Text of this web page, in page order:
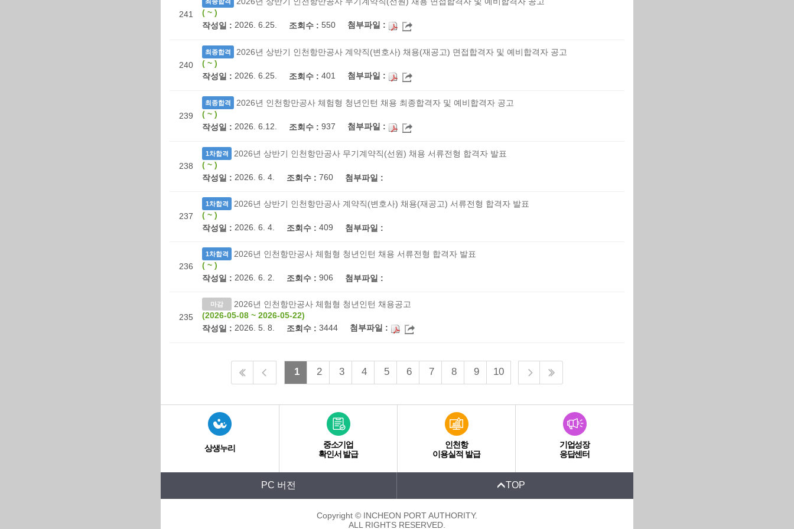
241
( ~ )
작성일 : 2026. 6.25. 조회수 : 550 첨부파일 :
240
최종합격
2026년 상반기 인천항만공사 계약직(변호사) 채용(재공고) 면접합격자 및 예비합격자 공고
( ~ )
작성일 : 2026. 6.25. 조회수 : 401 첨부파일 :
239
최종합격
2026년 인천항만공사 체험형 청년인턴 채용 최종합격자 및 예비합격자 공고
( ~ )
작성일 : 2026. 6.12. 조회수 : 937 첨부파일 :
238
1차합격
2026년 상반기 인천항만공사 무기계약직(선원) 채용 서류전형 합격자 발표
( ~ )
작성일 : 2026. 6. 4. 조회수 : 760 첨부파일 :
237
1차합격
2026년 상반기 인천항만공사 계약직(변호사) 채용(재공고) 서류전형 합격자 발표
( ~ )
작성일 : 2026. 6. 4. 조회수 : 409 첨부파일 :
236
1차합격
2026년 인천항만공사 체험형 청년인턴 채용 서류전형 합격자 발표
( ~ )
작성일 : 2026. 6. 2. 조회수 : 906 첨부파일 :
235
마감
2026년 인천항만공사 체험형 청년인턴 채용공고
(2026-05-08 ~ 2026-05-22)
작성일 : 2026. 5. 8. 조회수 : 3444 첨부파일 :
1 2 3 4 5 6 7 8 9 10
상생누리
중소기업
확인서 발급
인천항
이용실적 발급
기업성장
응답센터
PC 버전 TOP
Copyright © INCHEON PORT AUTHORITY.
ALL RIGHTS RESERVED.